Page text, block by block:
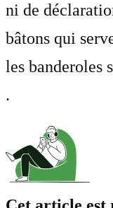
ni de
bâtons qui
les banderoles
.